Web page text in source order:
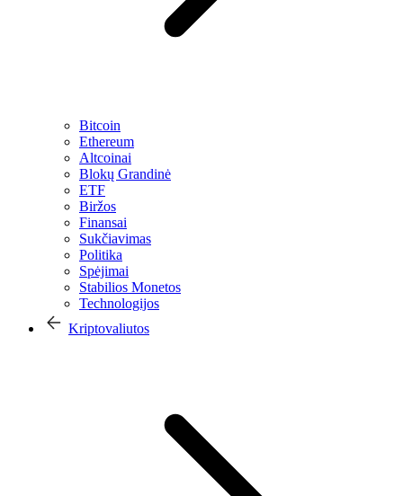
Bitcoin
Ethereum
Altcoinai
Blokų Grandinė
ETF
Biržos
Finansai
Sukčiavimas
Politika
Spėjimai
Stabilios Monetos
Technologijos
Kriptovaliutos